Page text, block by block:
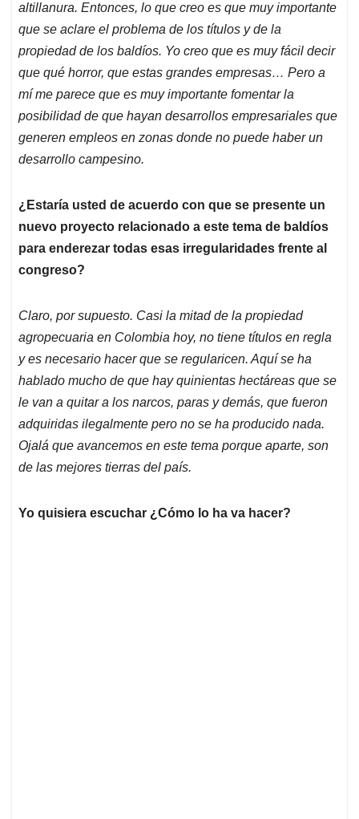
altillanura. Entonces, lo que creo es que muy importante
que se aclare el problema de los títulos y de la
propiedad de los baldíos. Yo creo que es muy fácil decir
que qué horror, que estas grandes empresas… Pero a
mí me parece que es muy importante fomentar la
posibilidad de que hayan desarrollos empresariales que
generen empleos en zonas donde no puede haber un
desarrollo campesino.
¿Estaría usted de acuerdo con que se presente un
nuevo proyecto relacionado a este tema de baldíos
para enderezar todas esas irregularidades frente al
congreso?
Claro, por supuesto. Casi la mitad de la propiedad
agropecuaria en Colombia hoy, no tiene títulos en regla
y es necesario hacer que se regularicen. Aquí se ha
hablado mucho de que hay quinientas hectáreas que se
le van a quitar a los narcos, paras y demás, que fueron
adquiridas ilegalmente pero no se ha producido nada.
Ojalá que avancemos en este tema porque aparte, son
de las mejores tierras del país.
Yo quisiera escuchar ¿Cómo lo ha va hacer?